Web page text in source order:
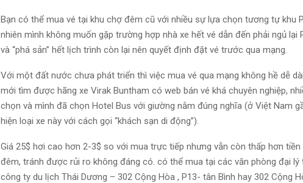
Bạn có thể mua vé tại khu chợ đêm cũ với nhiều sự lựa chọn tương tự khu
nhiên mình không muốn gặp trường hợp nhà xe hết vé dẫn đến phải ngủ lại
và “phá sản” hết lịch trình còn lại nên quyết định đặt vé trước qua mạng.
Với một đất nước chưa phát triển thì việc mua vé qua mạng không hề dễ
mới tìm được hãng xe Virak Buntham có web bán vé khá chuyên nghiệp,
chọn và mình đã chọn Hotel Bus với giường nằm đúng nghĩa (ở Việt Nam
hiện loại xe này với cách gọi “khách sạn di động”).
Giá 25$ hơi cao hơn 2-3$ so với mua trực tiếp nhưng vẫn còn thấp hơn tiền
đêm, tránh được rủi ro không đáng có. có thể mua tại các văn phòng đại lý
công ty du lịch Thái Dương – 302 Cộng Hòa , P13- tân Bình hay 302 Cộng